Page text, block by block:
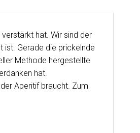
hat. Wir sind der
ist. Gerade die prickelnde
Methode hergestellte
hat.
Aperitif braucht. Zum